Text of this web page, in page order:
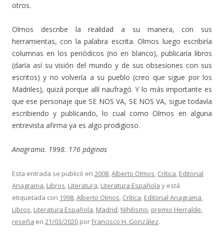
otros.
Olmos describe la realidad a su manera, con sus
herramientas, con la palabra escrita. Olmos luego escribiría
columnas en los periódicos (no en blanco), publicaría libros
(daría así su visión del mundo y de sus obsesiones con sus
escritos) y no volvería a su pueblo (creo que sigue por los
Madriles), quizá porque allí naufragó. Y lo más importante es
que ese personaje que SE NOS VA, SE NOS VA, sigue todavía
escribiendo y publicando, lo cual como Olmos en alguna
entrevista afirma ya es algo prodigioso.
Anagrama. 1998. 176 páginas
Esta entrada se publicó en 2008,Alberto Olmos, Crítica, Editorial
Anagrama, Libros, Literatura, Literatura Española y está
etiquetada con 1998,Alberto Olmos, Crítica, Editorial Anagrama,
Libros, Literatura Española, Madrid, Nihilismo, premio Herralde,
reseña en 21/03/2020 por Francisco H. González.